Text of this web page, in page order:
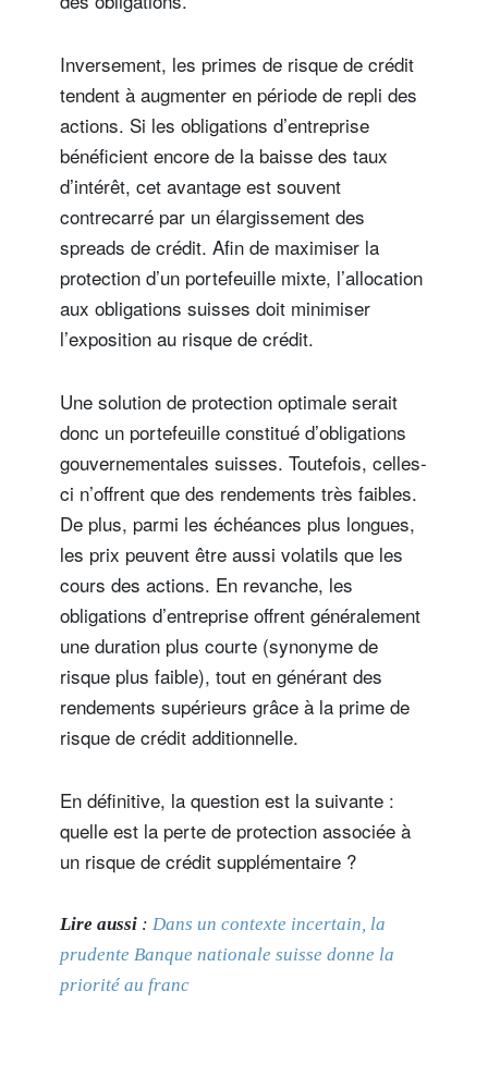
Inversement, les primes de risque de crédit
tendent à augmenter en période de repli des
actions. Si les obligations d’entreprise
bénéficient encore de la baisse des taux
d’intérêt, cet avantage est souvent
contrecarré par un élargissement des
spreads de crédit. Afin de maximiser la
protection d’un portefeuille mixte, l’allocation
aux obligations suisses doit minimiser
l’exposition au risque de crédit.
Une solution de protection optimale serait
donc un portefeuille constitué d’obligations
gouvernementales suisses. Toutefois, celles-
ci n’offrent que des rendements très faibles.
De plus, parmi les échéances plus longues,
les prix peuvent être aussi volatils que les
cours des actions. En revanche, les
obligations d’entreprise offrent généralement
une duration plus courte (synonyme de
risque plus faible), tout en générant des
rendements supérieurs grâce à la prime de
risque de crédit additionnelle.
En définitive, la question est la suivante :
quelle est la perte de protection associée à
un risque de crédit supplémentaire ?
Lire aussi : Dans un contexte incertain, la
prudente Banque nationale suisse donne la
priorité au franc